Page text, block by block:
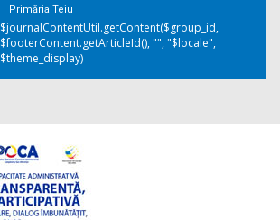
Primăria Teiu
$journalContentUtil.getContent($group_id,
$footerContent.getArticleId(), "", "$locale",
$theme_display)